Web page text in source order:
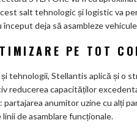
salt tehnologic și logistic va
deja să asambleze
PE TOT
tehnologii, Stellantis aplică și o
reducerea capacităților
partajarea anumitor uzine cu alți
de asamblare funcționale.